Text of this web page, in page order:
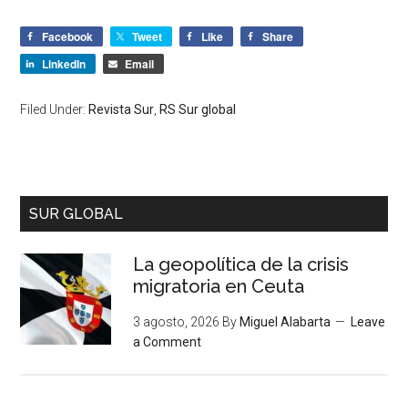
Facebook Tweet Like
Share
LinkedIn
Email
Filed Under: Revista Sur RS Sur global
SUR GLOBAL
La geopolítica de la crisis
migratoria en Ceuta
3 agosto, 2026 By Miguel Alabarta
Leave
a Comment